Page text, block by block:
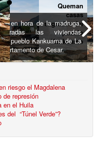
Queman
casas
sagradas del
pueblo
Kankuamo
en hora de la madruga,
las viviendas
pueblo Kankuama de La
de Cesar.
riesgo el Magdalena
de represión
en el Huila
del “Túnel Verde”?